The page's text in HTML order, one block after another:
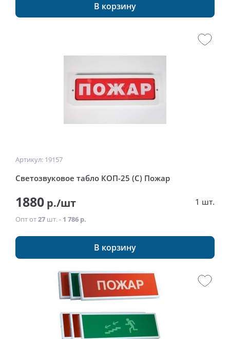
В корзину
Артикул: 19157
Светозвуковое табло КОП-25 (С) Пожар
1880 р./шт 1 шт.
Опт от27 шт. - 1 786 р.
В корзину